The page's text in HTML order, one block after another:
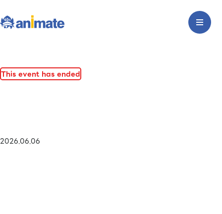
This event has ended
2026.06.06